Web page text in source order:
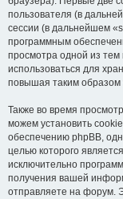
пользователя (в
сессии (в дальнейшем
программным
просмотра одной из
использоваться для
повышая таким
Также во время
можем установить
обеспечению phpBB,
целью которого
исключительно
получения вашей
отправляете на форум.